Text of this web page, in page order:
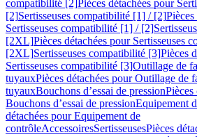
compatibilité [2]Pièces détachées pour
[2]Sertisseuses compatibilité [1] / [2]
Sertisseuses compatibilité [1] / [2]
[2XL]Pièces détachées pour Sertisseuses
[2XL]Sertisseuses compatibilité [3]Pièces
Sertisseuses compatibilité [3]Outillage de
tuyauxPièces détachées pour Outillage de
tuyauxBouchons d’essai de pressionPièces
Bouchons d’essai de pressionEquipement
détachées pour Equipement de
contrôleAccessoiresSertisseusesPièces